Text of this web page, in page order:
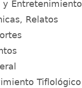
y Entretenimiento
Relatos
Tiflológico